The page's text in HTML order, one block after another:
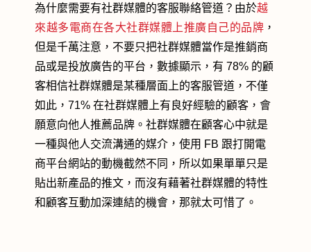
為什麼需要有社群媒體的客服聯絡管道？由於越
來越多電商在各大社群媒體上推廣自己的品牌 ，
但是千萬注意，不要只把社群媒體當作是推銷商
品或是投放廣告的平台，數據顯示，有 78% 的顧
客相信社群媒體是某種層面上的客服管道，不僅
如此，71% 在社群媒體上有良好經驗的顧客，會
願意向他人推薦品牌。社群媒體在顧客心中就是
一種與他人交流溝通的媒介，使用 FB 跟打開電
商平台網站的動機截然不同，所以如果單單只是
貼出新產品的推文，而沒有藉著社群媒體的特性
和顧客互動加深連結的機會，那就太可惜了。